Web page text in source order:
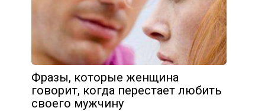
Фразы, которые женщина
говорит, когда перестает любить
своего мужчину